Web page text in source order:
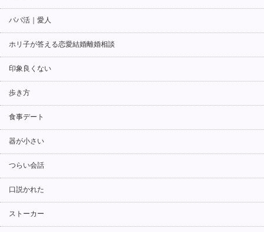
パパ活｜愛人
ホリ子が答える恋愛結婚離婚相談
印象良くない
歩き方
食事デート
器が小さい
つらい会話
口説かれた
ストーカー